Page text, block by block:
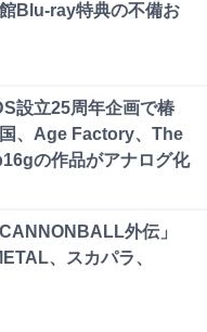
Blu-ray特典の不備お
設立25周年企画で椿
、Age Factory、The
の作品がアナログ化
外伝」
、スカパラ、